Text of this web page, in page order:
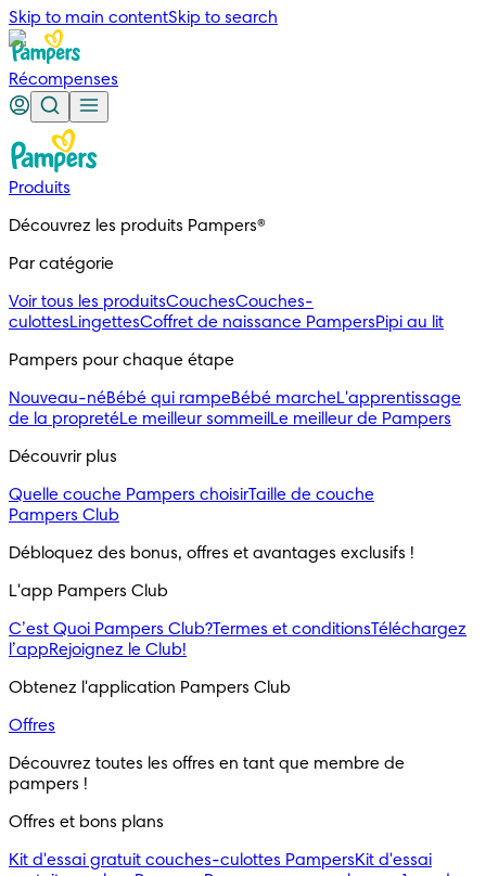
Skip to main contentSkip to search
Récompenses
Produits
Découvrez les produits Pampers®
Par catégorie
Voir tous les produitsCouchesCouches-
culottesLingettesCoffret de naissance PampersPipi au lit
Pampers pour chaque étape
Nouveau-néBébé qui rampeBébé marcheL'apprentissage
de la propretéLe meilleur sommeil Le meilleur de Pampers
Découvrir plus
Quelle couche Pampers choisirTaille de couche
Pampers Club
Débloquez des bonus, offres et avantages exclusifs !
L'app Pampers Club
C’est Quoi Pampers Club?Termes et conditionsTéléchargez
l’appRejoignez le Club!
Obtenez l'application Pampers Club
Offres
Découvrez toutes les offres en tant que membre de
pampers !
Offres et bons plans
Kit d'essai gratuit couches-culottes PampersKit d'essai